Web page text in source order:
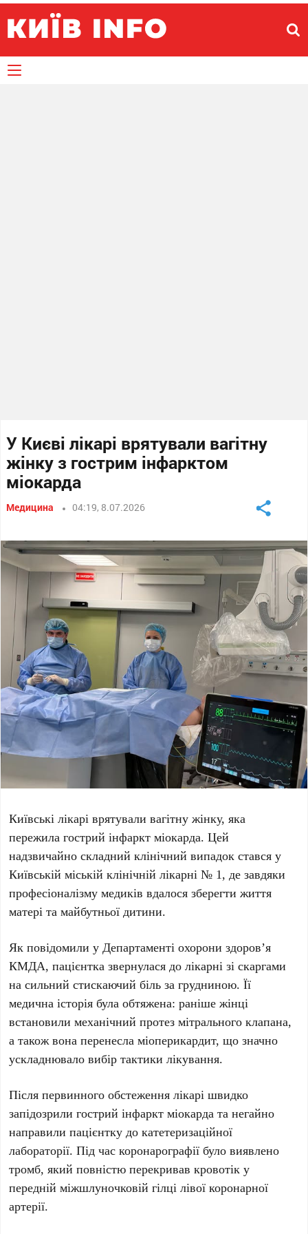
У Києві лікарі врятували вагітну
жінку з гострим інфарктом
міокарда
Медицина 04:19, 8.07.2026
Київські лікарі врятували вагітну жінку, яка
пережила гострий інфаркт міокарда. Цей
надзвичайно складний клінічний випадок стався у
Київській міській клінічній лікарні № 1, де завдяки
професіоналізму медиків вдалося зберегти життя
матері та майбутньої дитини.
Як повідомили у Департаменті охорони здоров’я
КМДА, пацієнтка звернулася до лікарні зі скаргами
на сильний стискаючий біль за грудниною. Її
медична історія була обтяжена: раніше жінці
встановилимеханічний протез мітрального клапана,
а також вона перенесламіоперикардит, що значно
ускладнювало вибір тактики лікування.
Після первинного обстеження лікарі швидко
запідозрилигострий інфаркт міокарда та негайно
направили пацієнтку до катетеризаційної
лабораторії. Під часкоронарографії було виявлено
тромб, який повністю перекривав кровотік у
передній міжшлуночковій гілці лівої коронарної
артерії.